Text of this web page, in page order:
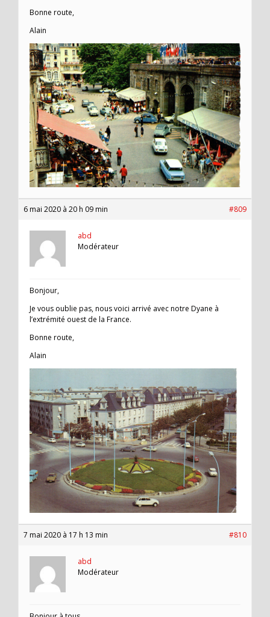
Bonne route,
Alain
6 mai 2020 à 20 h 09 min #809
abd
Modérateur
Bonjour,
Je vous oublie pas, nous voici arrivé avec notre Dyane à
l’extrémité ouest de la France.
Bonne route,
Alain
7 mai 2020 à 17 h 13 min #810
abd
Modérateur